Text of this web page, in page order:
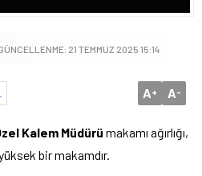
21 TEMMUZ 2025 15:14
A+ A-
Kalem Müdürü makamı ağırlığı,
bir makamdır.